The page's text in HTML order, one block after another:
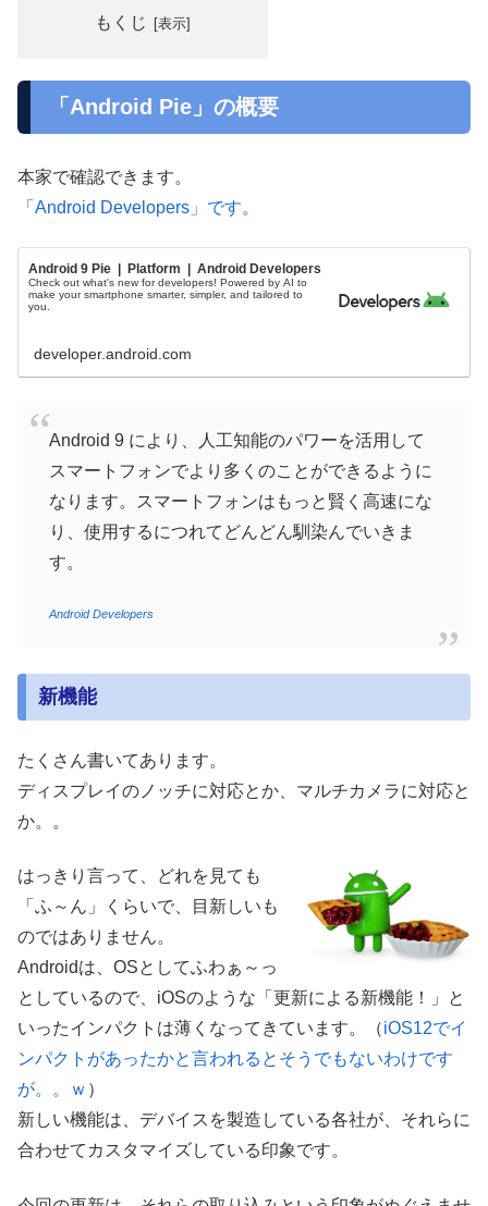
もくじ
「Android Pie」の概要
本家で確認できます。
「Android Developers」です。
Android 9 Pie | Platform | Android Developers
Check out what's new for developers! Powered by AI to
make your smartphone smarter, simpler, and tailored to
you.
developer.android.com
Android 9 により、人工知能のパワーを活用して
スマートフォンでより多くのことができるように
なります。スマートフォンはもっと賢く高速にな
り、使用するにつれてどんどん馴染んでいきま
す。
Android Developers
新機能
たくさん書いてあります。
ディスプレイのノッチに対応とか、マルチカメラに対応と
か。。
はっきり言って、どれを見ても
「ふ～ん」くらいで、目新しいも
のではありません。
Androidは、OSとしてふわぁ～っ
としているので、iOSのような「更新による新機能！」と
いったインパクトは薄くなってきています。（iOS12でイ
ンパクトがあったかと言われるとそうでもないわけです
が。。ｗ ）
新しい機能は、デバイスを製造している各社が、それらに
合わせてカスタマイズしている印象です。